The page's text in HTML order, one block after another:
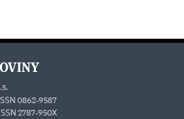
0862-9587
2787-950X